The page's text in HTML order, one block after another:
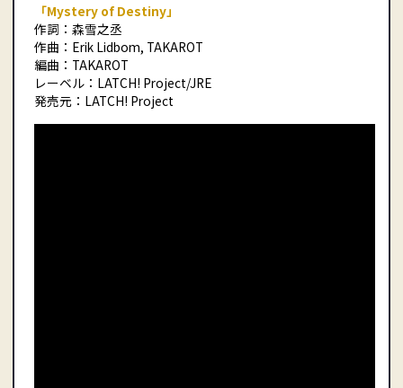
「Mystery of Destiny」
作詞：森雪之丞
作曲：Erik Lidbom, TAKAROT
編曲：TAKAROT
レーベル：LATCH! Project/JRE
発売元：LATCH! Project